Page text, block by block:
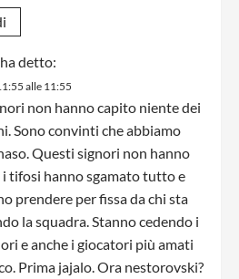
ha detto:
alle 11:55
non hanno capito niente dei
Sono convinti che abbiamo
Questi signori non hanno
i tifosi hanno sgamato tutto e
prendere per fissa da chi sta
la squadra. Stanno cedendo i
e anche i giocatori più amati
Prima jajalo. Ora nestorovski?